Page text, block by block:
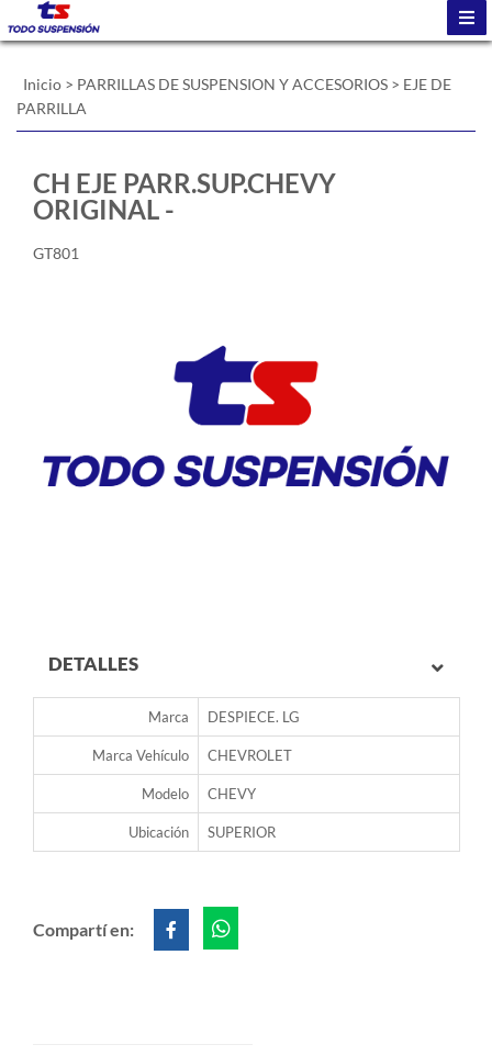
Inicio > PARRILLAS DE SUSPENSION Y ACCESORIOS > EJE DE
PARRILLA
CH EJE PARR.SUP.CHEVY
ORIGINAL -
GT801
DETALLES
Marca DESPIECE. LG
Marca Vehículo CHEVROLET
Modelo CHEVY
Ubicación SUPERIOR
Compartí en: